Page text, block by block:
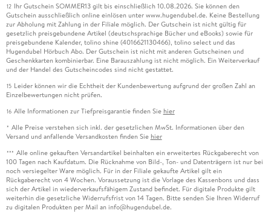
12 Ihr Gutschein SOMMER13 gilt bis einschließlich 10.08.2026. Sie können den
Gutschein ausschließlich online einlösen unter www.hugendubel.de. Keine Bestellung
zur Abholung mit Zahlung in der Filiale möglich. Der Gutschein ist nicht gültig für
gesetzlich preisgebundene Artikel (deutschsprachige Bücher und eBooks) sowie für
preisgebundene Kalender, tolino shine (4016621130466), tolino select und das
Hugendubel Hörbuch Abo. Der Gutschein ist nicht mit anderen Gutscheinen und
Geschenkkarten kombinierbar. Eine Barauszahlung ist nicht möglich. Ein Weiterverkauf
und der Handel des Gutscheincodes sind nicht gestattet.
15 Leider können wir die Echtheit der Kundenbewertung aufgrund der großen Zahl an
Einzelbewertungen nicht prüfen.
16 Alle Informationen zur Tiefpreisgarantie finden Sie hier
* Alle Preise verstehen sich inkl. der gesetzlichen MwSt. Informationen über den
Versand und anfallende Versandkosten finden Sie hier
*** Alle online gekauften Versandartikel beinhalten ein erweitertes Rückgaberecht von
100 Tagen nach Kaufdatum. Die Rücknahme von Bild-, Ton- und Datenträgern ist nur bei
noch versiegelter Ware möglich. Für in der Filiale gekaufte Artikel gilt ein
Rückgaberecht von 4 Wochen. Voraussetzung ist die Vorlage des Kassenbons und dass
sich der Artikel in wiederverkaufsfähigem Zustand befindet. Für digitale Produkte gilt
weiterhin die gesetzliche Widerrufsfrist von 14 Tagen. Bitte senden Sie Ihren Widerruf
zu digitalen Produkten per Mail an info@hugendubel.de.